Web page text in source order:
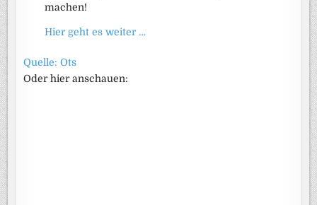
machen!
Hier geht es weiter …
Quelle: Ots
Oder hier anschauen: